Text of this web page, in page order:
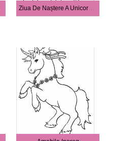
Ziua De Naștere A Unicornului